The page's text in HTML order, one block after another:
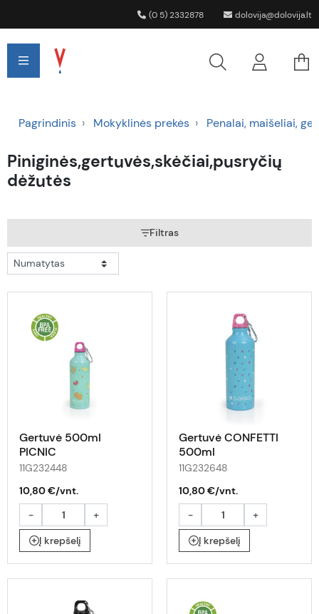
(0 5) 2332878 dolovija@dolovija.lt
Pagrindinis Mokyklinės prekės Penalai, maišeliai,
Piniginės,gertuvės,skėčiai,pusryčių
dėžutės
Filtras
Gertuvė 500ml
PICNIC
11G232448
10,80 €/vnt.
-
+
Į krepšelį
Gertuvė CONFETTI
500ml
11G232648
10,80 €/vnt.
-
+
Į krepšelį